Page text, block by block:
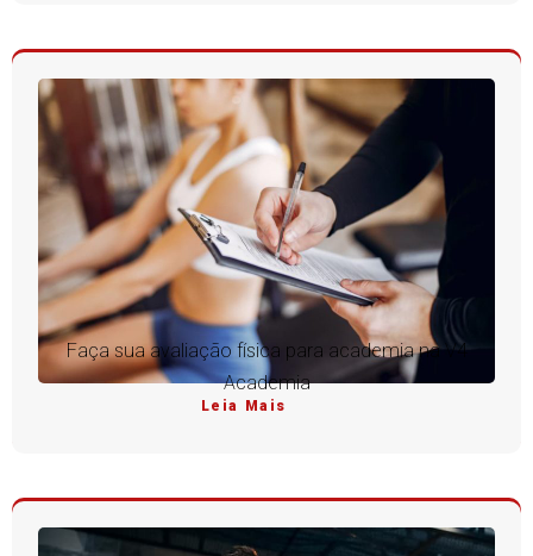
Faça sua avaliação física para academia na V4
Academia
Leia Mais